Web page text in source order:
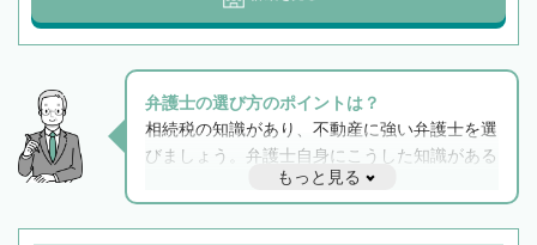
弁護士の選び方のポイントは？
相続税の知識があり、不動産に強い弁護士を選
びましょう。弁護士自身にこうした知識がある
と他士業との連携もスムーズに進み、トラブル
解決のみならず相続をトータルで任せることが
できます。また、相続は感情がからむ分野なの
もっと見る